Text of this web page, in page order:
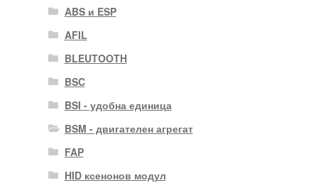
ABS и ESP
AFIL
BLEUTOOTH
BSC
BSI - удобна единица
BSM - двигателен агрегат
FAP
HID ксенонов модул